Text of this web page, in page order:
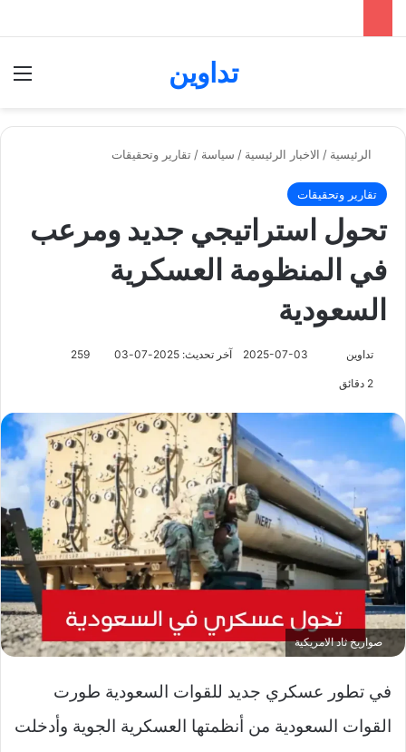
تداوين
الرئيسية / الاخبار الرئيسية / سياسة / تقارير وتحقيقات
تقارير وتحقيقات
تحول استراتيجي جديد ومرعب
في المنظومة العسكرية
السعودية
تداوين 2025-07-03 آخر تحديث: 2025-07-03 259
صواريخ ثاد الامريكية
في تطور عسكري جديد للقوات السعودية طورت
القوات السعودية من أنظمتها العسكرية الجوية وأدخلت